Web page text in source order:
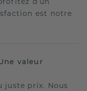
est notre
valeur
juste prix. Nous